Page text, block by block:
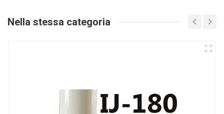
Nella stessa categoria